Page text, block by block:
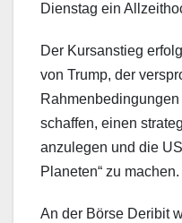
Dienstag ein
Der Kursanstieg
von Trump, der
schaffen, einen
anzulegen und die
Planeten“ zu machen.
An der Börse Deribit